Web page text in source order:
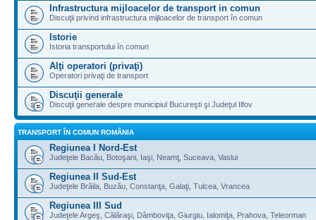
Infrastructura mijloacelor de transport in comun
Discuţii privind infrastructura mijloacelor de transport în comun
Istorie
Istoria transportului în comun
Alţi operatori (privaţi)
Operatori privaţi de transport
Discuţii generale
Discuţii generale despre municipiul Bucureşti şi Judeţul Ilfov
TRANSPORT ÎN COMUN ROMÂNIA
Regiunea I Nord-Est
Judeţele Bacău, Botoşani, Iaşi, Neamţ, Suceava, Vaslui
Regiunea II Sud-Est
Judeţele Brăila, Buzău, Constanţa, Galaţi, Tulcea, Vrancea
Regiunea III Sud
Judeţele Argeş, Călăraşi, Dâmboviţa, Giurgiu, Ialomiţa, Prahova, Teleorman